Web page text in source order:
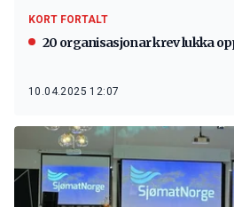
KORT FORTALT
20 organisasjonar krev lukka
10.04.2025 12:07